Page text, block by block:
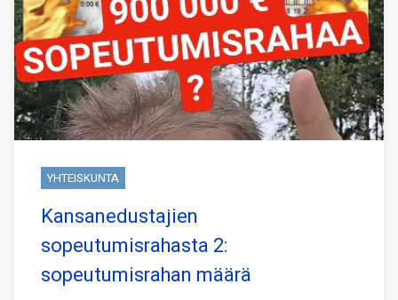
YHTEISKUNTA
Kansanedustajien
sopeutumisrahasta 2:
sopeutumisrahan määrä